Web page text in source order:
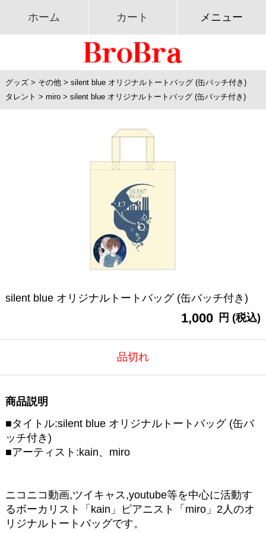
ホーム カート メニュー
グッズ > その他 > silent blue オリジナルトートバッグ (缶バッチ付き)
タレント > miro > silent blue オリジナルトートバッグ (缶バッチ付き)
silent blue オリジナルトートバッグ (缶バッチ付き)
商品説明
■タイトル:silent blue オリジナルトートバッグ (缶バ
ッチ付き)
■アーティスト:kain、miro
ニコニコ動画,ツイキャス,youtube等を中心に活動す
るボーカリスト「kain」ピアニスト「miro」2人のオ
リジナルトートバッグです。
1,000 円 (税込)
品切れ